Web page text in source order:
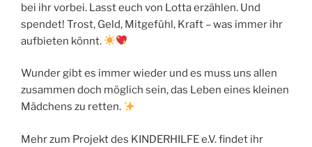
bei ihr vorbei. Lasst euch von Lotta erzählen. Und
spendet! Trost, Geld, Mitgefühl, Kraft – was immer ihr
aufbieten könnt.
Wunder gibt es immer wieder und es muss uns allen
zusammen doch möglich sein, das Leben eines kleinen
Mädchens zu retten.
Mehr zum Projekt des KINDERHILFE e.V. findet ihr